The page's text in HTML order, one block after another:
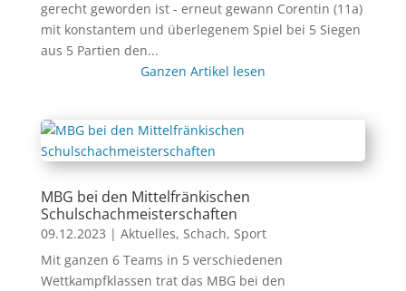
gerecht geworden ist - erneut gewann Corentin (11a)
mit konstantem und überlegenem Spiel bei 5 Siegen
aus 5 Partien den...
Ganzen Artikel lesen
MBG bei den Mittelfränkischen
Schulschachmeisterschaften
09.12.2023 | Aktuelles, Schach, Sport
Mit ganzen 6 Teams in 5 verschiedenen
Wettkampfklassen trat das MBG bei den